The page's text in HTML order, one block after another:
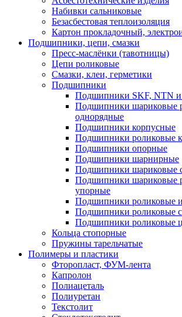
Набивки сальниковые
Безасбестовая теплоизоляция
Картон прокладочный,
Подшипники, цепи, смазки
Пресс-маслёнки (тавотницы)
Цепи роликовые
Смазки, клеи, герметики
Подшипники
Подшипники SKF, NTN
Подшипники шариковые
однорядные
Подшипники корпусные
Подшипники роликовые
Подшипники опорные
Подшипники шарнирные
Подшипники шариковые
Подшипники шариковые
упорные
Подшипники роликовые
Подшипники роликовые
Подшипники роликовые
Кольца стопорные
Пружины тарельчатые
Полимеры и пластики
Фторопласт, ФУМ-лента
Капролон
Полиацеталь
Полиуретан
Текстолит